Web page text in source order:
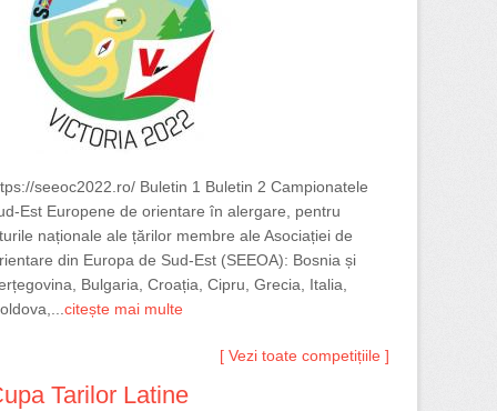
seeoc2022.ro/ Buletin 1 Buletin 2 Campionatele
Est Europene de orientare în alergare, pentru
naționale ale țărilor membre ale Asociației de
din Europa de Sud-Est (SEEOA): Bosnia și
Bulgaria, Croația, Cipru, Grecia, Italia,
citește mai multe
[ Vezi toate competițiile ]
Tarilor Latine